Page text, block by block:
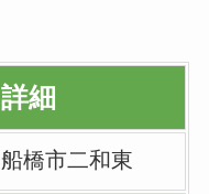
詳細
船橋市二和東